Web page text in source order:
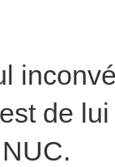
de